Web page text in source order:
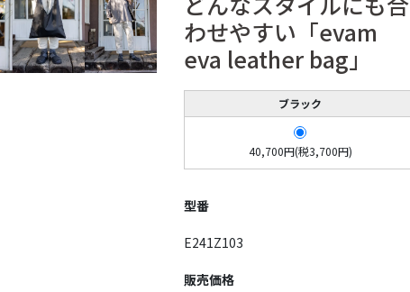
わせやすい「evam
eva leather bag」
ブラック
40,700円(税3,700円)
型番
E241Z103
販売価格